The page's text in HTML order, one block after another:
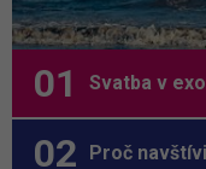
Svatba v
Proč